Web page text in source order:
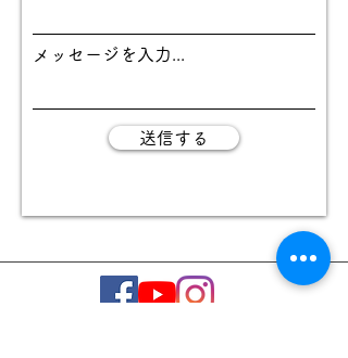
メッセージを入力...
送信する